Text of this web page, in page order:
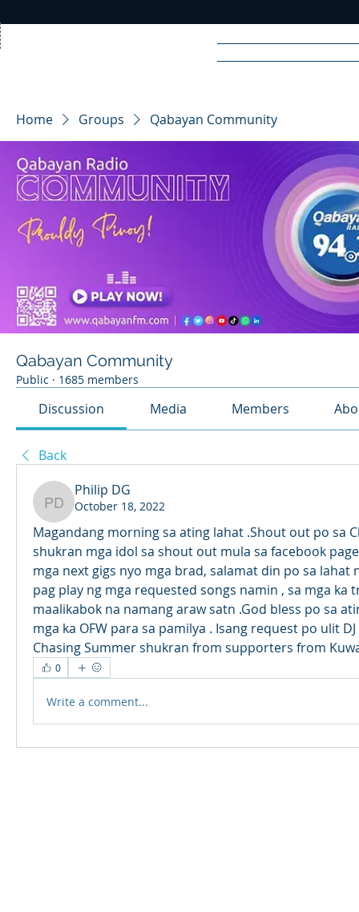
RA DIO
Home Groups Qabayan Community
Qabayan Community
Public · 1685 members
Discussion Media Members
Back
Philip DG
Philip DG
October 18, 2022
Magandang morning sa ating lahat .Shout out po sa
shukran mga idol sa shout out mula sa facebook
mga next gigs nyo mga brad, salamat din po sa lahat
pag play ng mga requested songs namin , sa mga ka
maalikabok na namang araw satn .God bless po sa
mga ka OFW para sa pamilya . Isang request po ulit
Chasing Summer shukran from supporters from
0
Write a comment...